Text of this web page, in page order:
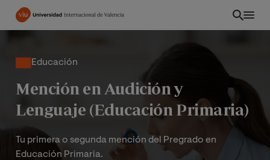
Pasar
Educación
Mención en Audición y
Lenguaje (Educación Primaria)
Tu primera o segunda mención del Pregrado en
Educación Primaria.